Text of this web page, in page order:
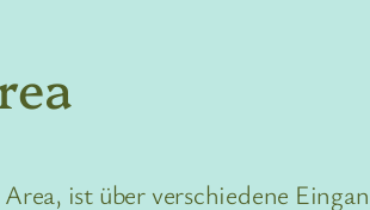
ist über verschiedene